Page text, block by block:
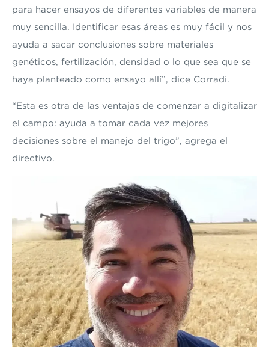
para hacer ensayos de diferentes variables de manera
muy sencilla. Identificar esas áreas es muy fácil y nos
ayuda a sacar conclusiones sobre materiales
genéticos, fertilización, densidad o lo que sea que se
haya planteado como ensayo allí”, dice Corradi.
“Esta es otra de las ventajas de comenzar a digitalizar
el campo: ayuda a tomar cada vez mejores
decisiones sobre el manejo del trigo”, agrega el
directivo.